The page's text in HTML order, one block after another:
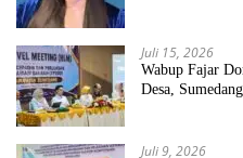
Juli 15, 2026
Wabup Fajar
Desa,
Juli 9, 2026